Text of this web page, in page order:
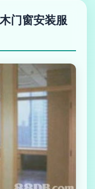
门窗安装服